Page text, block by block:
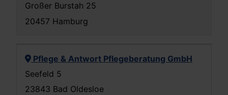
Großer Burstah 25
20457 Hamburg
Pflege & Antwort Pflegeberatung GmbH
Seefeld 5
23843 Bad Oldesloe